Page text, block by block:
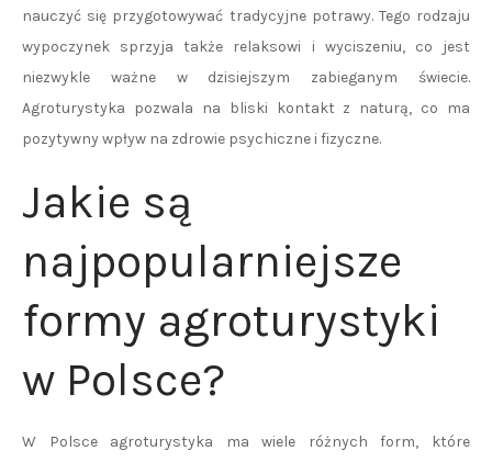
nauczyć się przygotowywać tradycyjne potrawy. Tego rodzaju
wypoczynek sprzyja także relaksowi i wyciszeniu, co jest
niezwykle ważne w dzisiejszym zabieganym świecie.
Agroturystyka pozwala na bliski kontakt z naturą, co ma
pozytywny wpływ na zdrowie psychiczne i fizyczne.
Jakie są
najpopularniejsze
formy agroturystyki
w Polsce?
W Polsce agroturystyka ma wiele różnych form, które